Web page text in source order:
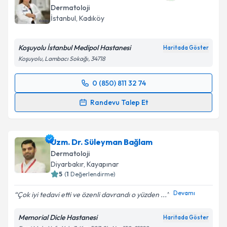
E-posta Adresiniz
Kişisel verilerimin işlenmesine ilişkin
Metni'ni okudum ve kişisel verilerimin belirtilen
kapsamda işlenmesini kabul ediyorum.
Takvim Talebini Gönder
Dermatoloji
İstanbul, Kadıköy
Koşuyolu İstanbul Medipol Hastanesi Haritada Göster
Koşuyolu, Lambacı Sokağı, 34718
0 (850) 811 32 74
Randevu Talep Et
Randevu Takvimi Talebi
için bir takvim hazırlandığında e-posta ile
bilgilendireceğiz.
E-posta Adresiniz
Kişisel verilerimin işlenmesine ilişkin
Aydınlatma
Uzm. Dr. Süleyman Bağlam
Dermatoloji
Diyarbakır, Kayapınar
5 (1 Değerlendirme)
Çok iyi tedavi etti ve özenli davrandı o yüzden ... Devamı
Memorial Dicle Hastanesi Haritada Göster